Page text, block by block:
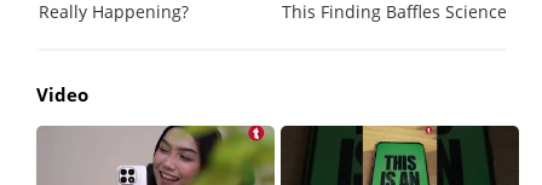
Video